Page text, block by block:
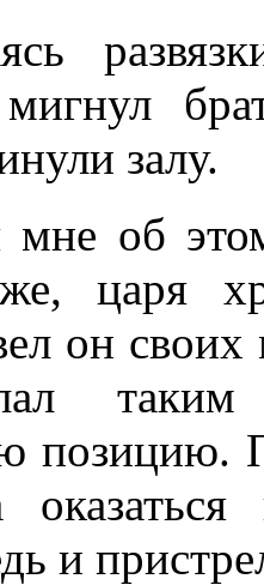
мигнул
залу.
мне об
царя
он
позицию.
и